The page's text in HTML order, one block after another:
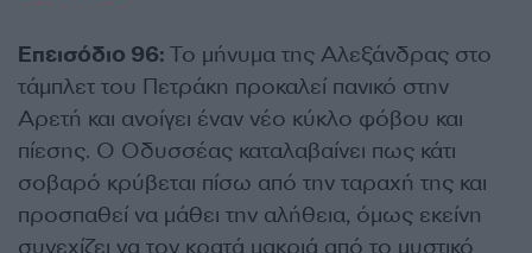
Επεισόδιο 96: Το μήνυμα της Αλεξάνδρας στο
τάμπλετ του Πετράκη προκαλεί πανικό στην
Αρετή και ανοίγει έναν νέο κύκλο φόβου και
πίεσης. Ο Οδυσσέας καταλαβαίνει πως κάτι
σοβαρό κρύβεται πίσω από την ταραχή της και
προσπαθεί να μάθει την αλήθεια, όμως εκείνη
συνεχίζει να τον κρατά μακριά από το μυστικό